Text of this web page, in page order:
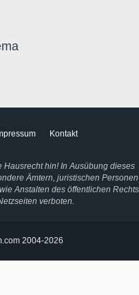
Kontakt
hin! In Ausübung dieses
Ämtern, juristischen Personen
Anstalten des öffentlichen Rechts
verboten.
2004-2026